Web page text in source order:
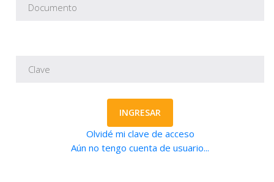
INGRESAR
Olvidé mi clave de acceso
Aún no tengo cuenta de usuario...